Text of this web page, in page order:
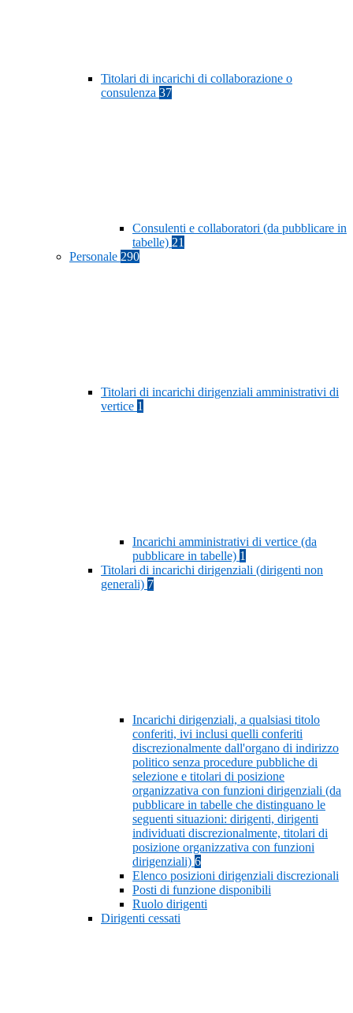
Titolari di incarichi di collaborazione o
consulenza 37
Consulenti e collaboratori (da pubblicare in
tabelle) 21
Personale 290
Titolari di incarichi dirigenziali amministrativi di
vertice 1
Incarichi amministrativi di vertice (da
pubblicare in tabelle) 1
Titolari di incarichi dirigenziali (dirigenti non
generali) 7
Incarichi dirigenziali, a qualsiasi titolo
conferiti, ivi inclusi quelli conferiti
discrezionalmente dall'organo di indirizzo
politico senza procedure pubbliche di
selezione e titolari di posizione
organizzativa con funzioni dirigenziali (da
pubblicare in tabelle che distinguano le
seguenti situazioni: dirigenti, dirigenti
individuati discrezionalmente, titolari di
posizione organizzativa con funzioni
dirigenziali) 6
Elenco posizioni dirigenziali discrezionali
Posti di funzione disponibili
Ruolo dirigenti
Dirigenti cessati